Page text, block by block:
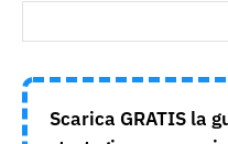
Scarica GRATIS la